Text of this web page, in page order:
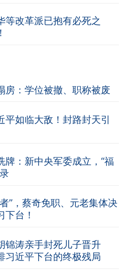
等改革派已抱有必死之
房：学位被撤、职称被废
平如临大敌！封路封天引
牌：新中央军委成立，“福
”，蔡奇免职、元老集体决
台！
锦涛亲手封死儿子晋升
习近平下台的终极残局